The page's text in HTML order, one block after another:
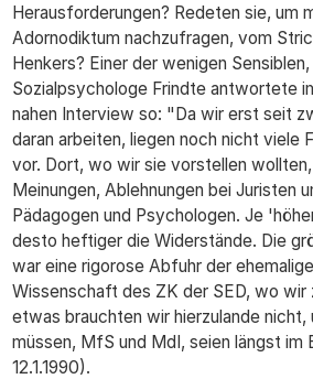
Herausforderungen? Redeten sie, um
Adornodiktum nachzufragen, vom
Henkers? Einer der wenigen
Sozialpsychologe Frindte antwortete
nahen Interview so: "Da wir erst seit
daran arbeiten, liegen noch nicht viele
vor. Dort, wo wir sie vorstellen
Meinungen, Ablehnungen bei Juristen
Pädagogen und Psychologen. Je
desto heftiger die Widerstände. Die
war eine rigorose Abfuhr der
Wissenschaft des ZK der SED, wo wir
etwas brauchten wir hierzulande nicht,
müssen, MfS und MdI, seien längst im
12.1.1990).